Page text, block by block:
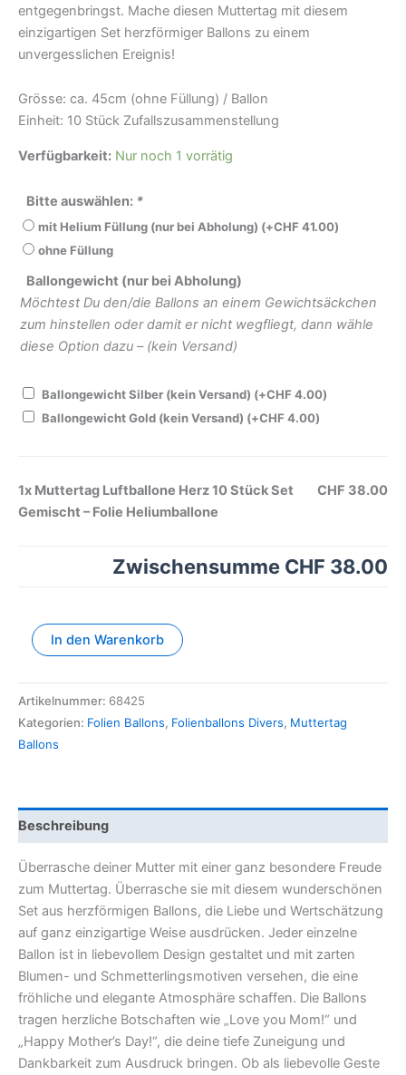
entgegenbringst. Mache diesen Muttertag mit diesem
einzigartigen Set herzförmiger Ballons zu einem
unvergesslichen Ereignis!
Grösse: ca. 45cm (ohne Füllung) / Ballon
Einheit: 10 Stück Zufallszusammenstellung
Verfügbarkeit: Nur noch 1 vorrätig
Bitte auswählen: *
mit Helium Füllung (nur bei Abholung) (+CHF 41.00)
ohne Füllung
Ballongewicht (nur bei Abholung)
Möchtest Du den/die Ballons an einem Gewichtsäckchen
zum hinstellen oder damit er nicht wegfliegt, dann wähle
diese Option dazu – (kein Versand)
Ballongewicht Silber (kein Versand) (+CHF 4.00)
Ballongewicht Gold (kein Versand) (+CHF 4.00)
1x Muttertag Luftballone Herz 10 Stück Set
Gemischt – Folie Heliumballone
CHF 38.00
Zwischensumme CHF 38.00
In den Warenkorb
Artikelnummer: 68425
Kategorien: Folien Ballons, Folienballons Divers, Muttertag
Ballons
Beschreibung
Überrasche deiner Mutter mit einer ganz besondere Freude
zum Muttertag. Überrasche sie mit diesem wunderschönen
Set aus herzförmigen Ballons, die Liebe und Wertschätzung
auf ganz einzigartige Weise ausdrücken. Jeder einzelne
Ballon ist in liebevollem Design gestaltet und mit zarten
Blumen- und Schmetterlingsmotiven versehen, die eine
fröhliche und elegante Atmosphäre schaffen. Die Ballons
tragen herzliche Botschaften wie „Love you Mom!“ und
„Happy Mother’s Day!“, die deine tiefe Zuneigung und
Dankbarkeit zum Ausdruck bringen. Ob als liebevolle Geste